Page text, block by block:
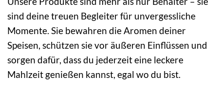
sind deine treuen Begleiter für unvergessliche
Momente. Sie bewahren die Aromen deiner
Speisen, schützen sie vor äußeren Einflüssen und
sorgen dafür, dass du jederzeit eine leckere
Mahlzeit genießen kannst, egal wo du bist.